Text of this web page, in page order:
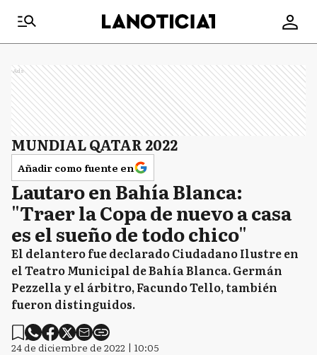
Ads
MUNDIAL QATAR 2022
Añadir como fuente en
Lautaro en Bahía Blanca:
"Traer la Copa de nuevo a casa
es el sueño de todo chico"
El delantero fue declarado Ciudadano Ilustre en
el Teatro Municipal de Bahía Blanca. Germán
Pezzella y el árbitro, Facundo Tello, también
fueron distinguidos.
24 de diciembre de 2022 | 10:05